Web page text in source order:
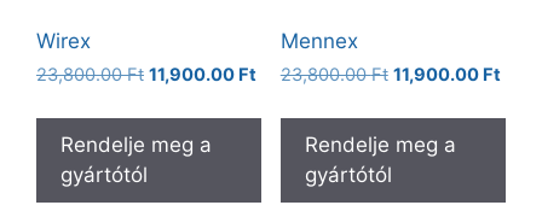
Wirex
23,800.00Ft Original
was:
23,800.00 Ft.
11,900.00 Ft Current
is:
11,900.00 Ft.
Rendelje meg a
gyártótól
Mennex
23,800.00Ft Original
was:
23,800.00 Ft.
11,900.00 Ft
is:
Rendelje meg a
gyártótól